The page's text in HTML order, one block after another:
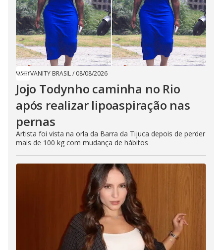
VANITY BRASIL/ 08/08/2026
Jojo Todynho caminha no Rio
após realizar lipoaspiração nas
pernas
Artista foi vista na orla da Barra da Tijuca depois de perder
mais de 100 kg com mudança de hábitos